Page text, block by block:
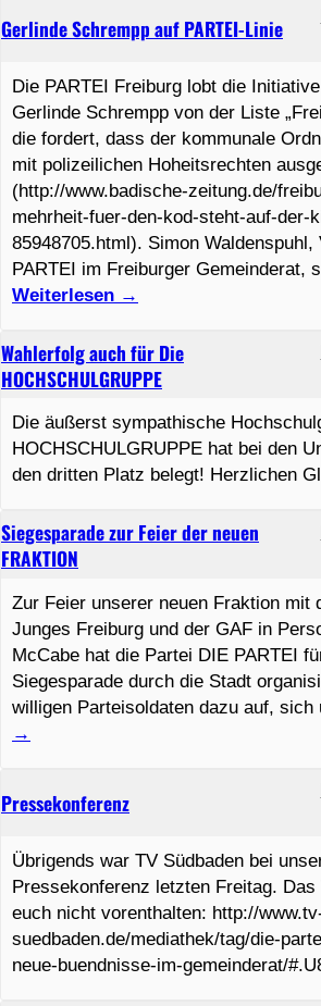
Pressekonferenz
Übrigends war TV Südbaden bei
Pressekonferenz letzten Freitag.
euch nicht vorenthalten: http://
suedbaden.de/mediathek/tag/die-
neue-buendnisse-im-gemeinderat/
Siegesparade zur Feier der neuen
FRAKTION
Zur Feier unserer neuen Fraktion mit
Junges Freiburg und der GAF in
McCabe hat die Partei DIE PARTEI
Siegesparade durch die Stadt
willigen Parteisoldaten dazu auf,
→
Wahlerfolg auch für Die
HOCHSCHULGRUPPE
Die äußerst sympathische
HOCHSCHULGRUPPE hat bei den
den dritten Platz belegt! Herzlichen
Gerlinde Schrempp auf PARTEI-Linie
Die PARTEI Freiburg lobt die
Gerlinde Schrempp von der Liste
die fordert, dass der kommunale
mit polizeilichen Hoheitsrechten
(http://www.badische-zeitung.de/
mehrheit-fuer-den-kod-steht-auf-der-
85948705.html). Simon Waldenspuhl,
PARTEI im Freiburger Gemeinderat,
Weiterlesen →